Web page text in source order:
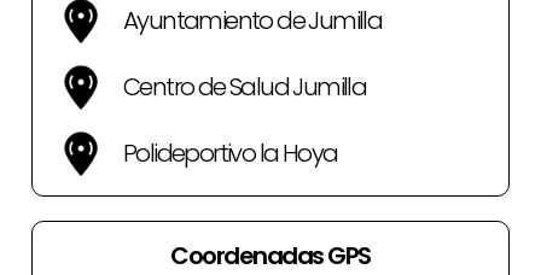
Ayuntamiento de Jumilla
Centro de Salud Jumilla
Polideportivo la Hoya
Coordenadas GPS